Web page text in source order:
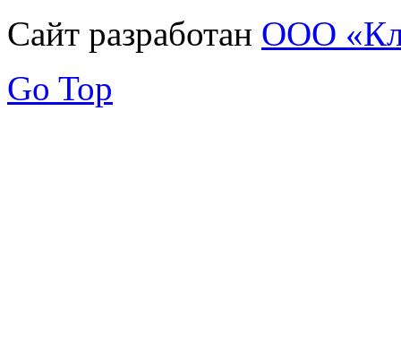
Сайт разработан ООО
Go Top